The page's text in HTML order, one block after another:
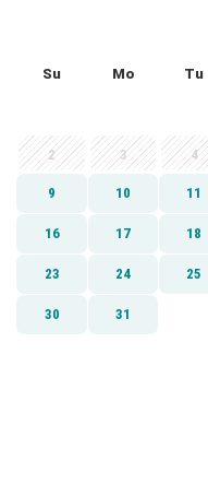
Su Mo Tu
2 3 4
9 10 11
16 17 18
23 24 25
30 31